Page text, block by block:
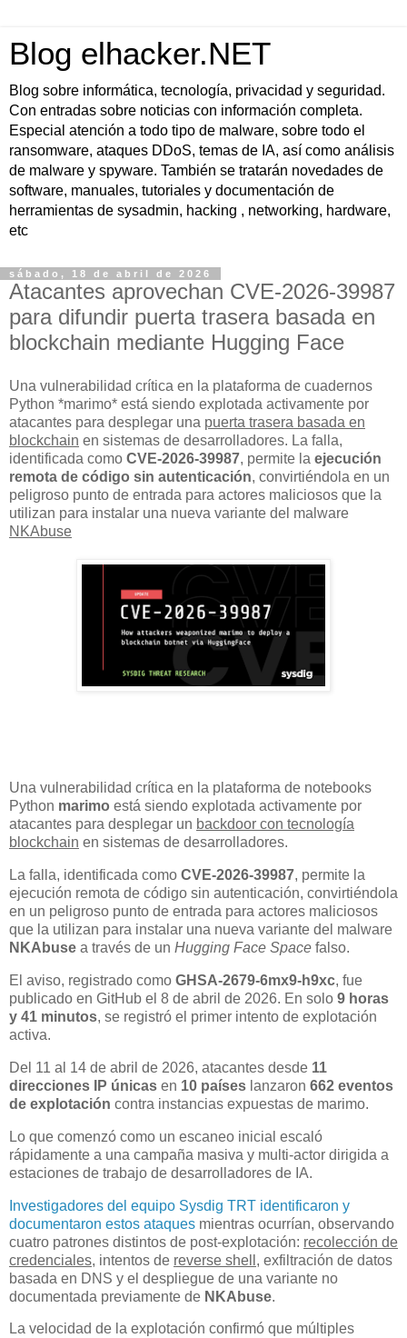
Blog elhacker.NET
Blog sobre informática, tecnología, privacidad y seguridad.
Con entradas sobre noticias con información completa.
Especial atención a todo tipo de malware, sobre todo el
ransomware, ataques DDoS, temas de IA, así como análisis
de malware y spyware. También se tratarán novedades de
software, manuales, tutoriales y documentación de
herramientas de sysadmin, hacking , networking, hardware,
etc
sábado, 18 de abril de 2026
Atacantes aprovechan CVE-2026-39987
para difundir puerta trasera basada en
blockchain mediante Hugging Face
Una vulnerabilidad crítica en la plataforma de cuadernos
Python *marimo* está siendo explotada activamente por
atacantes para desplegar una puerta trasera basada en
blockchain en sistemas de desarrolladores. La falla,
identificada como CVE-2026-39987, permite la ejecución
remota de código sin autenticación, convirtiéndola en un
peligroso punto de entrada para actores maliciosos que la
utilizan para instalar una nueva variante del malware
NKAbuse
Una vulnerabilidad crítica en la plataforma de notebooks
Python marimo está siendo explotada activamente por
atacantes para desplegar un backdoor con tecnología
blockchain en sistemas de desarrolladores.
La falla, identificada como CVE-2026-39987, permite la
ejecución remota de código sin autenticación, convirtiéndola
en un peligroso punto de entrada para actores maliciosos
que la utilizan para instalar una nueva variante del malware
NKAbuse a través de un Hugging Face Space falso.
El aviso, registrado como GHSA-2679-6mx9-h9xc, fue
publicado en GitHub el 8 de abril de 2026. En solo 9 horas
y 41 minutos, se registró el primer intento de explotación
activa.
Del 11 al 14 de abril de 2026, atacantes desde 11
direcciones IP únicas en 10 países lanzaron 662 eventos
de explotación contra instancias expuestas de marimo.
Lo que comenzó como un escaneo inicial escaló
rápidamente a una campaña masiva y multi-actor dirigida a
estaciones de trabajo de desarrolladores de IA.
Investigadores del equipo Sysdig TRT identificaron y
documentaron estos ataques mientras ocurrían, observando
cuatro patrones distintos de post-explotación: recolección de
credenciales, intentos de reverse shell , exfiltración de datos
basada en DNS y el despliegue de una variante no
documentada previamente de NKAbuse.
La velocidad de la explotación confirmó que múltiples